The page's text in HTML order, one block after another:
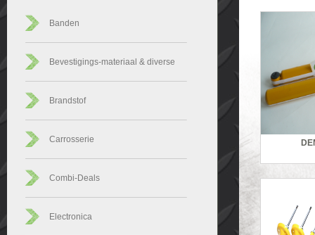
Banden
Bevestigings-materiaal & diverse
Brandstof
Carrosserie
Combi-Deals
Electronica